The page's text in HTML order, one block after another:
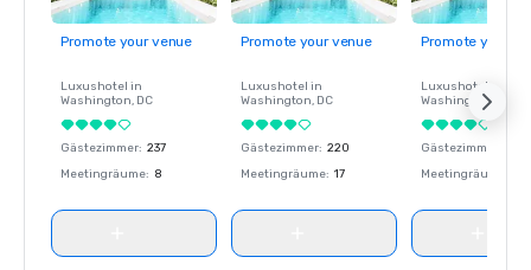
Promote your venue
Luxushotel in
Washington, DC
Gästezimmer: 237
Meetingräume: 8
Promote your venue
Luxushotel in
Washington, DC
Gästezimmer: 220
Meetingräume: 17
Promote your
Luxushotel in
Washington
Gästezimmer
Meetingräume